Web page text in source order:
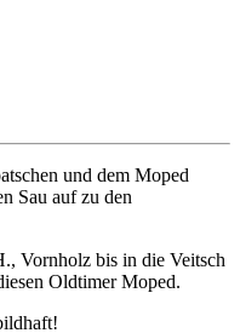
und dem Moped
Sau auf zu den
Vornholz bis in die Veitsch
Oldtimer Moped.